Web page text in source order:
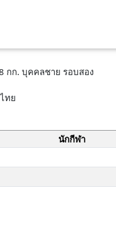
กก. บุคคลชาย รอบสอง
ทย
นักกีฬา